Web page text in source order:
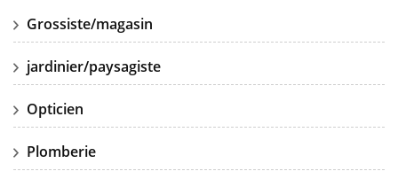
Grossiste/magasin
jardinier/paysagiste
Opticien
Plomberie